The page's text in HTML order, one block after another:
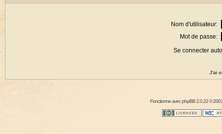
Nom d'utilisateur:
Mot de passe:
Se connecter
J'ai
Fonctionne avecphpBB2.0.22 ©